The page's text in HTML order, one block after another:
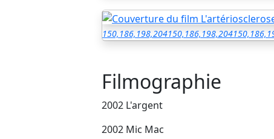
150,186,198,204150,186,198,204
Filmographie
2002 L'argent
2002 Mic Mac